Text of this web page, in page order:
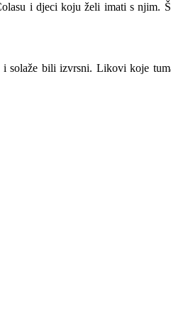
i djeci koju želi imati s njim.
i solaže bili izvrsni. Likovi koje